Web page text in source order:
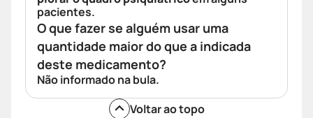
pacientes.
O que fazer se alguém usar uma
quantidade maior do que a indicada
deste medicamento?
Não informado na bula.
Voltar ao topo